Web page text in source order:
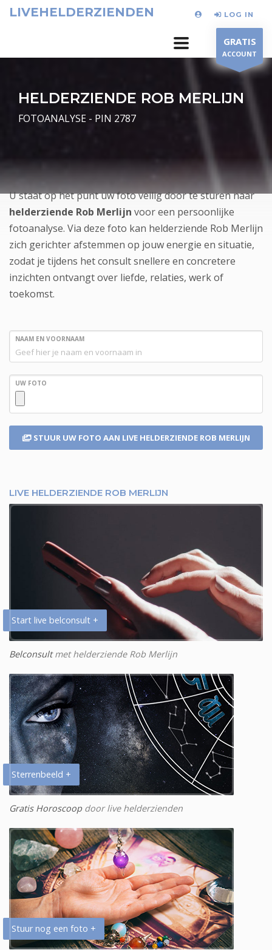
LIVEHELDERZIENDEN LOG IN
GRATIS
ACCOUNT
HELDERZIENDE ROB MERLIJN
FOTOANALYSE - PIN 2787
U staat op het punt uw foto veilig door te sturen naar
helderziende Rob Merlijn voor een persoonlijke
fotoanalyse. Via deze foto kan helderziende Rob Merlijn
zich gerichter afstemmen op jouw energie en situatie,
zodat je tijdens het consult snellere en concretere
inzichten ontvangt over liefde, relaties, werk of
toekomst.
NAAM EN VOORNAAM
UW FOTO
STUUR UW FOTO AAN LIVE HELDERZIENDE ROB MERLIJN
LIVE HELDERZIENDE ROB MERLIJN
Start live belconsult +
Belconsultmet helderziende Rob Merlijn
Sterrenbeeld +
Gratis Horoscoopdoor live helderzienden
Stuur nog een foto +